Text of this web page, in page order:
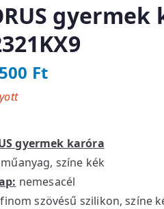
gyermek
Ft
gyermek karóra
műanyag, színe kék
nemesacél
finom szövésű szilikon, színe